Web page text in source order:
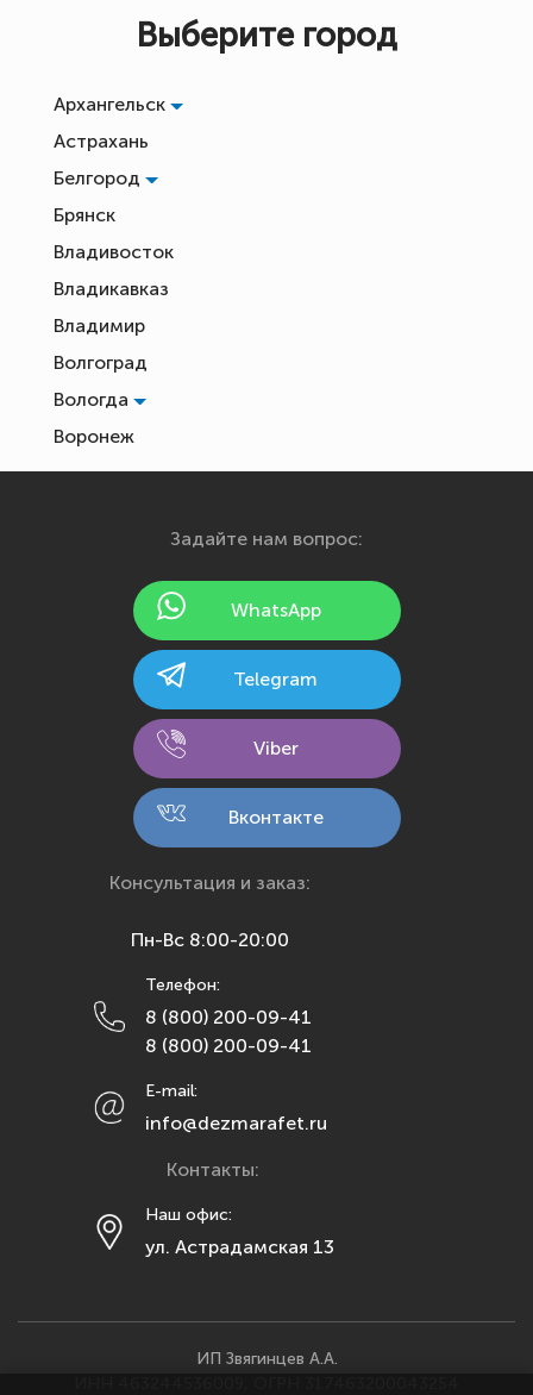
Выберите город
Архангельск
Астрахань
Белгород
Брянск
Владивосток
Владикавказ
Владимир
Волгоград
Вологда
Воронеж
Екатеринбург
Йошкар-Ола
Калининград
Кемерово
Кострома
Краснодар
Красноярск
Махачкала
Москва
Набережные Челны
Нижний Новгород
Новосибирск
Омск
Пенза
Задайте нам вопрос:
WhatsApp
Telegram
Viber
Вконтакте
Консультация и заказ:
Пн-Вс 8:00-20:00
Телефон:
8 (800) 200-09-41
8 (800) 200-09-41
E-mail:
info@dezmarafet.ru
Контакты:
Наш офис:
ул. Астрадамская 13
ИП Звягинцев А.А.